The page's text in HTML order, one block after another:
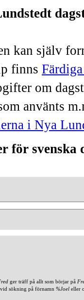
kan själv
finns
om
använts
i Nya
för svenska
ger träff på allt som börjar på
sökning på förnamn %Joel eller